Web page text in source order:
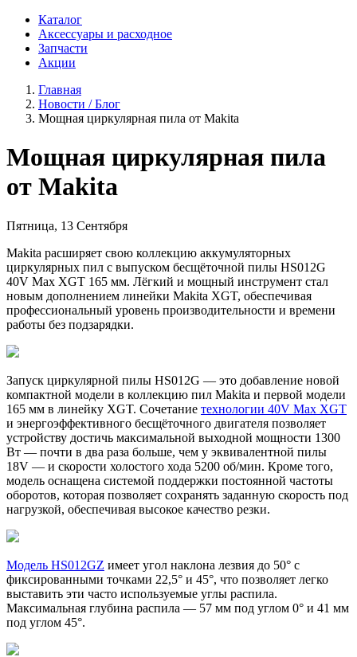
Каталог
Аксессуары и расходное
Запчасти
Акции
Главная
Новости / Блог
Мощная циркулярная пила от Makita
Мощная циркулярная пила
от Makita
Пятница, 13 Сентября
Makita расширяет свою коллекцию аккумуляторных
циркулярных пил с выпуском бесщёточной пилы HS012G
40V Max XGT 165 мм. Лёгкий и мощный инструмент стал
новым дополнением линейки Makita XGT, обеспечивая
профессиональный уровень производительности и времени
работы без подзарядки.
Запуск циркулярной пилы HS012G — это добавление новой
компактной модели в коллекцию пил Makita и первой модели
165 мм в линейку XGT. Сочетание технологии 40V Max XGT
и энергоэффективного бесщёточного двигателя позволяет
устройству достичь максимальной выходной мощности 1300
Вт — почти в два раза больше, чем у эквивалентной пилы
18V — и скорости холостого хода 5200 об/мин. Кроме того,
модель оснащена системой поддержки постоянной частоты
оборотов, которая позволяет сохранять заданную скорость под
нагрузкой, обеспечивая высокое качество резки.
Модель HS012GZ имеет угол наклона лезвия до 50° с
фиксированными точками 22,5° и 45°, что позволяет легко
выставить эти часто используемые углы распила.
Максимальная глубина распила — 57 мм под углом 0° и 41 мм
под углом 45°.